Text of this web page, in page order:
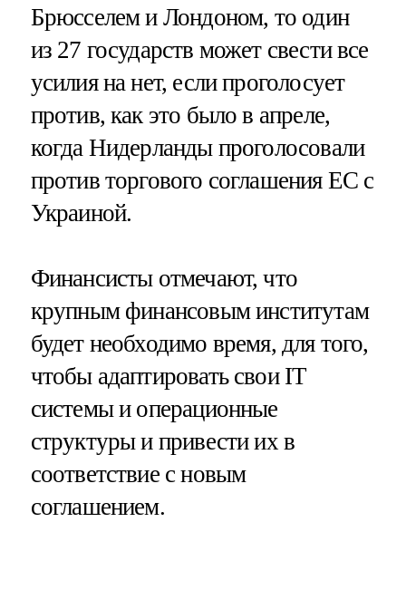
Брюсселем и Лондоном, то один
из 27 государств может свести все
усилия на нет, если проголосует
против, как это было в апреле,
когда Нидерланды проголосовали
против торгового соглашения ЕС с
Украиной.
Финансисты отмечают, что
крупным финансовым институтам
будет необходимо время, для того,
чтобы адаптировать свои IT
системы и операционные
структуры и привести их в
соответствие с новым
соглашением.